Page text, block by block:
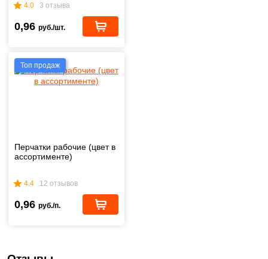
4.0 3 отзыва
0,96 руб./шт.
Топ продаж
Перчатки рабочие (цвет в
ассортименте)
4.4 12 отзывов
0,96 руб./п.